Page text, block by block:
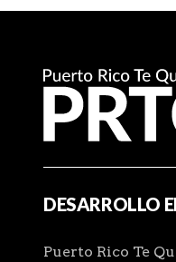
DESARROLLO
Puerto Rico Te